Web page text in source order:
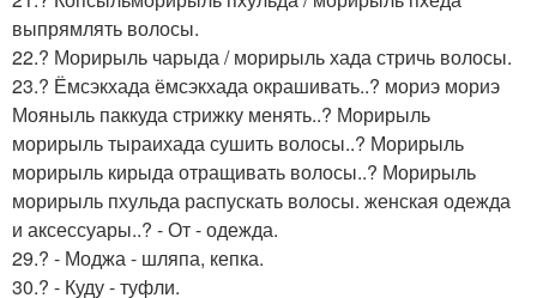
выпрямлять волосы.
22.? Морирыль чарыда / морирыль хада стричь волосы.
23.? Ёмсэкхада ёмсэкхада окрашивать..? мориэ мориэ
Мояныль паккуда стрижку менять..? Морирыль
морирыль тыраихада сушить волосы..? Морирыль
морирыль кирыда отращивать волосы..? Морирыль
морирыль пхульда распускать волосы. женская одежда
и аксессуары..? - От - одежда.
29.? - Моджа - шляпа, кепка.
30.? - Куду - туфли.